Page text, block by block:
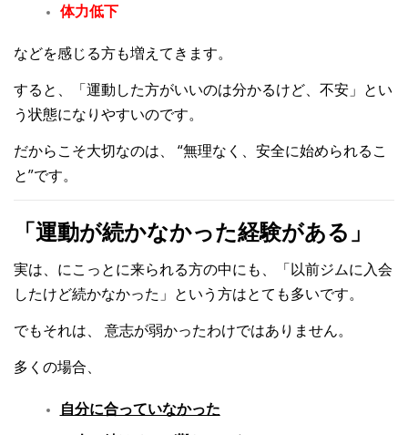
体力低下
などを感じる方も増えてきます。
すると、
「運動した方がいいのは分かるけど、不安」 とい
う状態になりやすいのです。
だからこそ大切なのは、
“無理なく、安全に始められるこ
と”です。
「運動が続かなかった経験がある」
実は、にこっとに来られる方の中にも、
「以前ジムに入会
したけど続かなかった」 という方はとても多いです。
でもそれは、
意志が弱かったわけではありません。
多くの場合、
自分に合っていなかった